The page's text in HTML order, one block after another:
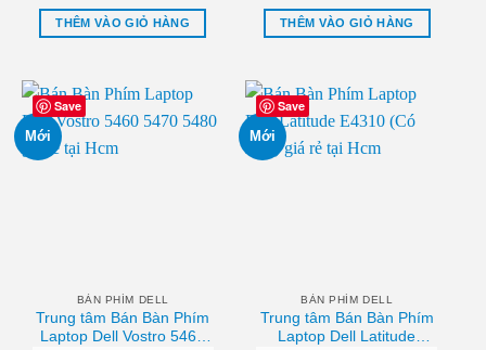
THÊM VÀO GIỎ HÀNG THÊM VÀO GIỎ HÀNG
Save
Mới
BÀN PHÍM DELL
Trung tâm Bán Bàn Phím
Laptop Dell Vostro 5460
Save
Mới
BÀN PHÍM DELL
Trung tâm Bán Bàn Phím
Laptop Dell Latitude